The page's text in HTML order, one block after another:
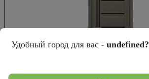
Удобный город для вас - undefined?